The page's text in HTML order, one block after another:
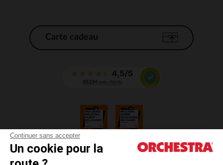
Continuer sans accepter
Un cookie pour la
Carte cadeau